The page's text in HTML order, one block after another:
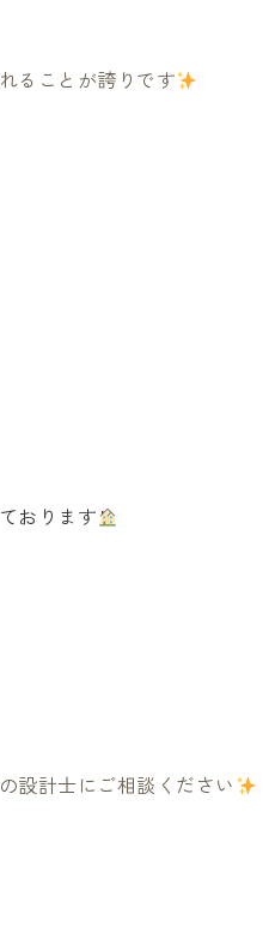
ることが誇りです
おります
設計士にご相談ください